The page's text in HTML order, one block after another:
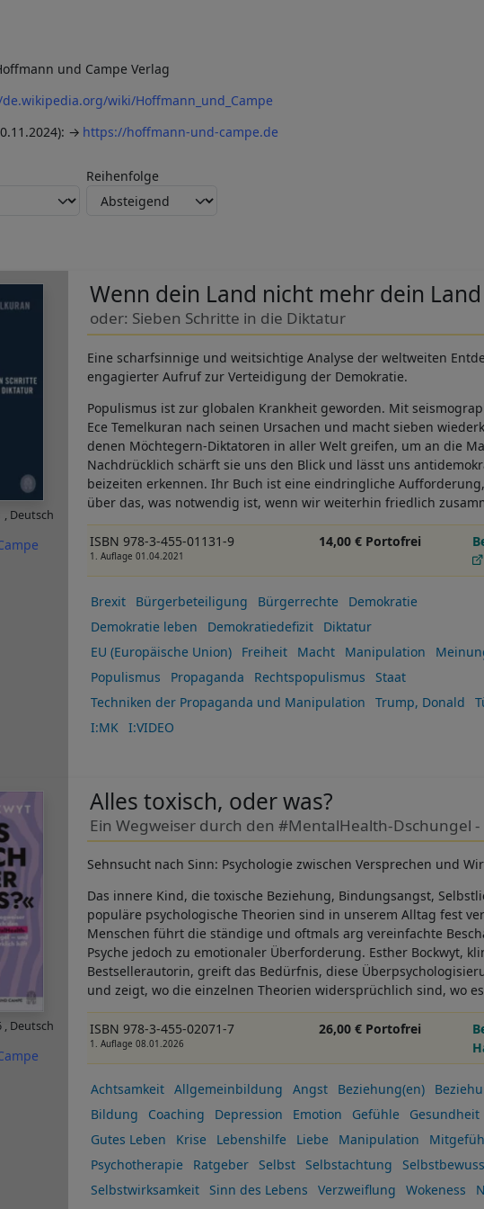
und Campe Verlag
wiki/Hoffmann_und_Campe
https://hoffmann-und-campe.de
Reihenfolge
, Deutsch
Wenn dein Land nicht mehr dein
oder: Sieben Schritte in die Diktatur
Eine scharfsinnige und weitsichtige Analyse der weltweiten
engagierter Aufruf zur Verteidigung der Demokratie.
Populismus ist zur globalen Krankheit geworden. Mit
Ece Temelkuran nach seinen Ursachen und macht sieben
denen Möchtegern-Diktatoren in aller Welt greifen, um an die
Nachdrücklich schärft sie uns den Blick und lässt uns
beizeiten erkennen. Ihr Buch ist eine eindringliche
über das, was notwendig ist, wenn wir weiterhin friedlich
ISBN 978-3-455-01131-9
1. Auflage 01.04.2021
14,00 € Portofrei
Brexit Bürgerbeteiligung Bürgerrechte
Demokratie
Demokratie leben
Demokratiedefizit
Diktatur
EU (Europäische Union)
Freiheit Macht Manipulation
Populismus
Propaganda Rechtspopulismus
Staat
Techniken der Propaganda und Manipulation
Trump, Donald
I:MK
I:VIDEO
, Deutsch
Alles toxisch, oder was?
Ein Wegweiser durch den #MentalHealth-Dschungel
Sehnsucht nach Sinn: Psychologie zwischen Versprechen und
Das innere Kind, die toxische Beziehung, Bindungsangst,
populäre psychologische Theorien sind in unserem Alltag fest
Menschen führt die ständige und oftmals arg vereinfachte
Psyche jedoch zu emotionaler Überforderung. Esther Bockwyt,
Bestsellerautorin, greift das Bedürfnis, diese
und zeigt, wo die einzelnen Theorien widersprüchlich sind, wo
ISBN 978-3-455-02071-7
1. Auflage 08.01.2026
26,00 € Portofrei
Achtsamkeit Allgemeinbildung Angst Beziehung(en)
Bildung
Coaching Depression Emotion Gefühle
Gesundheit
Gutes Leben
Krise Lebenshilfe Liebe Manipulation
Psychotherapie
Ratgeber Selbst Selbstachtung
Selbstwirksamkeit
Sinn des Lebens Verzweiflung Wokeness